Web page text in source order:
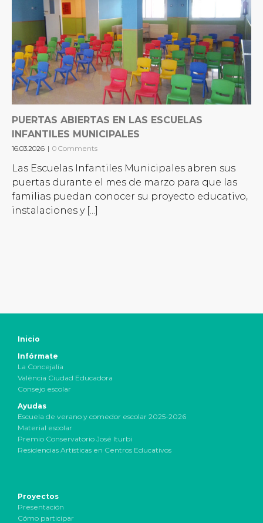
PUERTAS ABIERTAS EN LAS ESCUELAS
INFANTILES MUNICIPALES
16.03.2026 | 0 Comments
Las Escuelas Infantiles Municipales abren sus
puertas durante el mes de marzo para que las
familias puedan conocer su proyecto educativo,
instalaciones y [...]
Inicio
Infórmate
La Concejalía
València Ciudad Educadora
Consejo escolar
Ayudas
Escuela de verano y comedor escolar 2025-2026
Material escolar
Premio Conservatorio José Iturbi
Residencias Artísticas en Centros Educativos
Proyectos
Presentación
Cómo participar